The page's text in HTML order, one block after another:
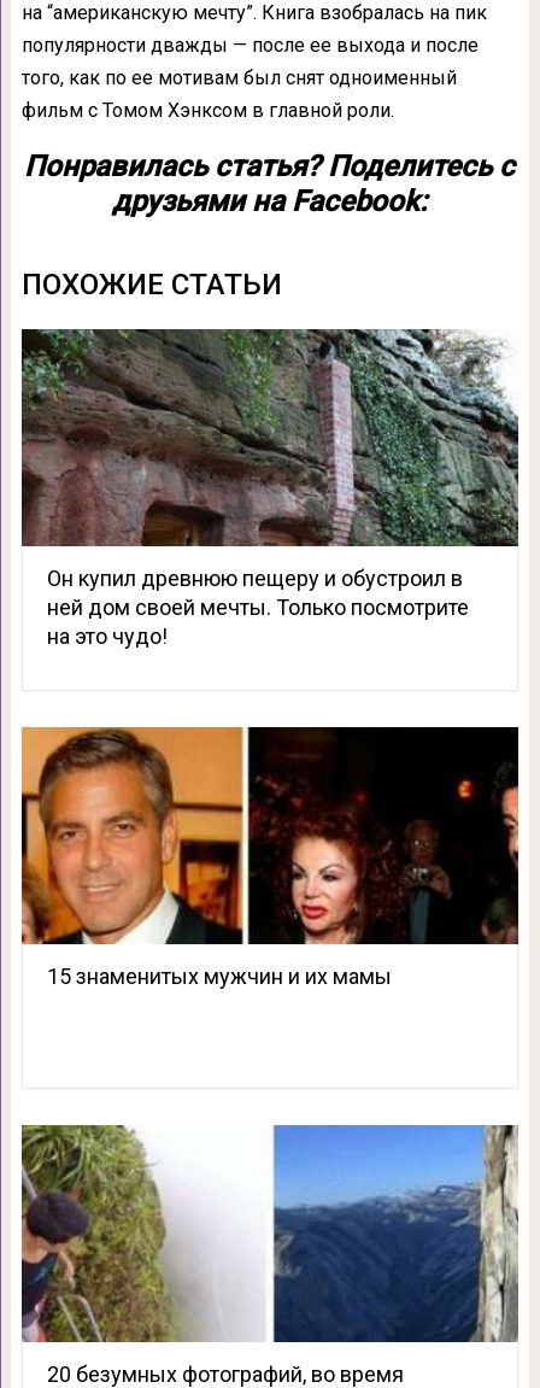
на “американскую мечту”. Книга взобралась на пик
популярности дважды — после ее выхода и после
того, как по ее мотивам был снят одноименный
фильм с Томом Хэнксом в главной роли.
Понравилась статья? Поделитесь с
друзьями на Facebook:
ПОХОЖИЕ СТАТЬИ
Он купил древнюю пещеру и обустроил в
ней дом своей мечты. Только посмотрите
на это чудо!
15 знаменитых мужчин и их мамы
20 безумных фотографий, во время